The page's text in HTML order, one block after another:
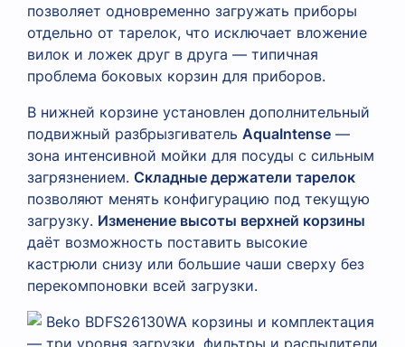
позволяет одновременно загружать приборы
отдельно от тарелок, что исключает вложение
вилок и ложек друг в друга — типичная
проблема боковых корзин для приборов.
В нижней корзине установлен дополнительный
подвижный разбрызгиватель AquaIntense —
зона интенсивной мойки для посуды с сильным
загрязнением. Складные держатели тарелок
позволяют менять конфигурацию под текущую
загрузку. Изменение высоты верхней корзины
даёт возможность поставить высокие
кастрюли снизу или большие чаши сверху без
перекомпоновки всей загрузки.